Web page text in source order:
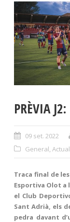
PRÈVIA
09 set. 2022
General,
Traca final de
Esportiva Olot a
el Club
Sant Adrià, els
pedra davant